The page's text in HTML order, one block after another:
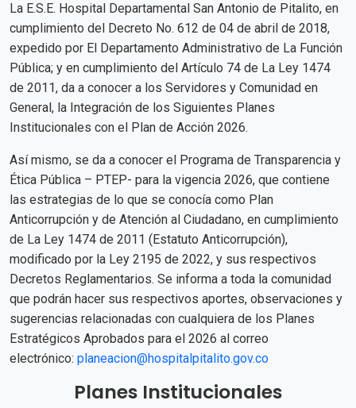
La E.S.E. Hospital Departamental San Antonio de Pitalito, en
cumplimiento del Decreto No. 612 de 04 de abril de 2018,
expedido por El Departamento Administrativo de La Función
Pública; y en cumplimiento del Artículo 74 de La Ley 1474
de 2011, da a conocer a los Servidores y Comunidad en
General, la Integración de los Siguientes Planes
Institucionales con el Plan de Acción 2026.
Así mismo, se da a conocer el Programa de Transparencia y
Ética Pública – PTEP- para la vigencia 2026, que contiene
las estrategias de lo que se conocía como Plan
Anticorrupción y de Atención al Ciudadano, en cumplimiento
de La Ley 1474 de 2011 (Estatuto Anticorrupción),
modificado por la Ley 2195 de 2022, y sus respectivos
Decretos Reglamentarios. Se informa a toda la comunidad
que podrán hacer sus respectivos aportes, observaciones y
sugerencias relacionadas con cualquiera de los Planes
Estratégicos Aprobados para el 2026 al correo
electrónico: planeacion@hospitalpitalito.gov.co
Planes Institucionales